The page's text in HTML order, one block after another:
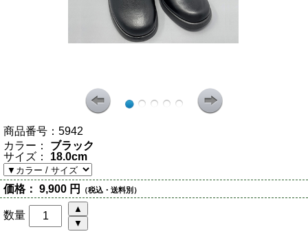
商品番号： 5942
カラー：
ブラック
サイズ：
18.0cm
価格： 9,900 円 （税込・送料別）
数量